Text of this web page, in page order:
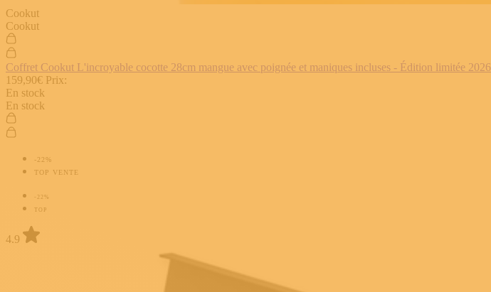
Cookut
Cookut
Coffret Cookut L'incroyable cocotte 28cm mangue avec poignée et maniques incluses - Édition limitée 2026
159,90€ Prix:
En stock
En stock
-22%
TOP VENTE
-22%
TOP
4.9